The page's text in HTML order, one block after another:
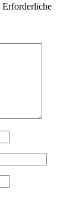
Erforderliche